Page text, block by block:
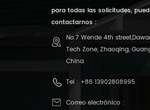
para todas las solicitudes,
contactarnos :
No.7 Wende 4th
Tech Zone, Zhaoqing,
China
Tel : +86 13902808995
Correo electrónico :